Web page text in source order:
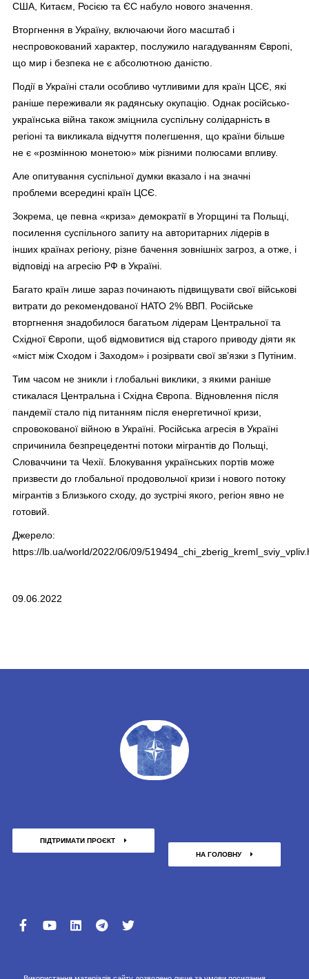
США, Китаєм, Росією та ЄС набуло нового значення.
Вторгнення в Україну, включаючи його масштаб і
неспровокований характер, послужило нагадуванням Європі,
що мир і безпека не є абсолютною даністю.
Події в Україні стали особливо чутливими для країн ЦСЄ, які
раніше переживали як радянську окупацію. Однак російсько-
українська війна також зміцнила суспільну солідарність в
регіоні та викликала відчуття полегшення, що країни більше
не є «розмінною монетою» між різними полюсами впливу.
Але опитування суспільної думки вказало і на значні
проблеми всередині країн ЦСЄ.
Зокрема, це певна «криза» демократії в Угорщині та Польщі,
посилення суспільного запиту на авторитарних лідерів в
інших країнах регіону, різне бачення зовнішніх загроз, а отже, і
відповіді на агресію РФ в Україні.
Багато країн лише зараз починають підвищувати свої військові
витрати до рекомендованої НАТО 2% ВВП. Російське
вторгнення знадобилося багатьом лідерам Центральної та
Східної Європи, щоб відмовитися від старого приводу діяти як
«міст між Сходом і Заходом» і розірвати свої зв’язки з Путіним.
Тим часом не зникли і глобальні виклики, з якими раніше
стикалася Центральна і Східна Європа. Відновлення після
пандемії стало під питанням після енергетичної кризи,
спровокованої війною в Україні. Російська агресія в Україні
спричинила безпрецедентні потоки мігрантів до Польщі,
Словаччини та Чехії. Блокування українських портів може
призвести до глобальної продовольчої кризи і нового потоку
мігрантів з Близького сходу, до зустрічі якого, регіон явно не
готовий.
Джерело:
https://lb.ua/world/2022/06/09/
09.06.2022
ПІДТРИМАТИ ПРОЄКТ
НА ГОЛОВНУ